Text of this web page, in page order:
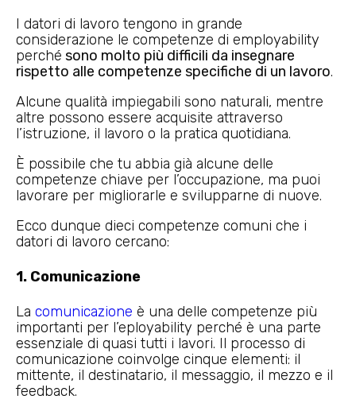
I datori di lavoro tengono in grande
considerazione le competenze di employability
perché sono molto più difficili da insegnare
rispetto alle competenze specifiche di un lavoro.
Alcune qualità impiegabili sono naturali, mentre
altre possono essere acquisite attraverso
l’istruzione, il lavoro o la pratica quotidiana.
È possibile che tu abbia già alcune delle
competenze chiave per l’occupazione, ma puoi
lavorare per migliorarle e svilupparne di nuove.
Ecco dunque dieci competenze comuni che i
datori di lavoro cercano:
1. Comunicazione
La comunicazione è una delle competenze più
importanti per l’eployability perché è una parte
essenziale di quasi tutti i lavori. Il processo di
comunicazione coinvolge cinque elementi: il
mittente, il destinatario, il messaggio, il mezzo e il
feedback.